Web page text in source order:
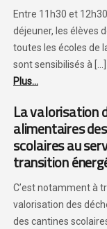
Entre 11h30 et
déjeuner, les élèves
toutes les écoles de
sont sensibilisés à [...]
Plus...
La valorisation
alimentaires
scolaires au
transition
C’est notamment à
valorisation des
des cantines